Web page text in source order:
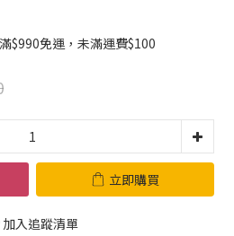
$990免運，未滿運費$100
立即購買
加入追蹤清單